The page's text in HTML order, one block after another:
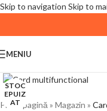
Skip to navigation Skip to
| 📦 Program
August,
expediate. Va
MENIU
STOC
EPUIZ
AT
Prima pagină» Magazin »